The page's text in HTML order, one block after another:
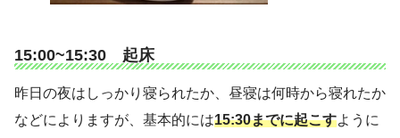
15:00~15:30 起床
昨日の夜はしっかり寝られたか、昼寝は何時から寝れたか
などによりますが、基本的には15:30までに起こすように